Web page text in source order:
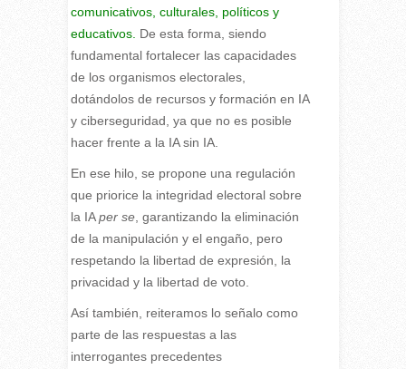
comunicativos, culturales, políticos y
educativos. De esta forma, siendo
fundamental fortalecer las capacidades
de los organismos electorales,
dotándolos de recursos y formación en IA
y ciberseguridad, ya que no es posible
hacer frente a la IA sin IA.
En ese hilo, se propone una regulación
que priorice la integridad electoral sobre
la IAper se, garantizando la eliminación
de la manipulación y el engaño, pero
respetando la libertad de expresión, la
privacidad y la libertad de voto.
Así también, reiteramos lo señalo como
parte de las respuestas a las
interrogantes precedentes